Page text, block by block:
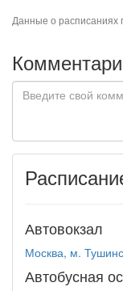
Данные о расписаниях
Автовокзал
Москва, м.
Автобусная